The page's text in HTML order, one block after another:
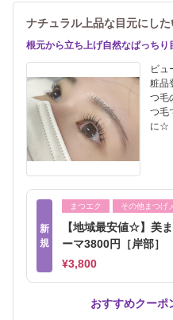
ナチュラル上品な目元にした
根元から立ち上げ自然なぱっち
ビュ
粧品
つ毛
つ毛
に☆
新
規
まつエク その他まつげ
【地域最安値☆】美
ーマ3800円［岸部］
¥3,800
おすすめクーポ